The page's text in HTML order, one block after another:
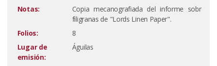
Notas:
Copia mecanografiada del informe sobre
filigranas de "Lords Linen Paper".
Folios:
8
Lugar de
emisión:
Águilas